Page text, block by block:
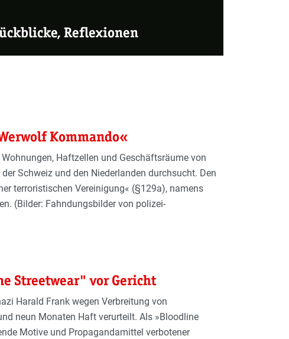
Reflexionen
Kommando«
Haftzellen und Geschäftsräume von
Schweiz und den Niederlanden durchsucht. Den
terroristischen Vereinigung« (§129a), namens
(Bilder: Fahndungsbilder von polizei-
Streetwear" vor Gericht
Harald Frank wegen Verbreitung von
neun Monaten Haft verurteilt. Als »Bloodline
Motive und Propagandamittel verbotener